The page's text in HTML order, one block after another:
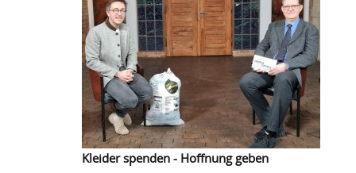
Kleider spenden - Hoffnung geben